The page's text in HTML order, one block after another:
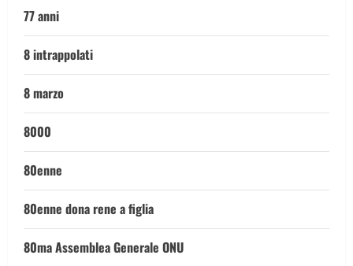
77 anni
8 intrappolati
8 marzo
8000
80enne
80enne dona rene a figlia
80ma Assemblea Generale ONU